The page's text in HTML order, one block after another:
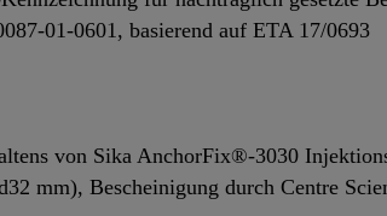
01-0601, basierend auf ETA 17/0693
von Sika AnchorFix®-3030
mm), Bescheinigung durch Centre